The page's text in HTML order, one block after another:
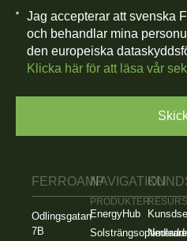
Jag accepterar att svenska
och behandlar mina
den europeiska
Klicka här för att läsa vår
FERROAMP
Odlingsgatan
7B
NAVIGATION
PRODUKTER
EnergyHub
Solsträngsoptimerare